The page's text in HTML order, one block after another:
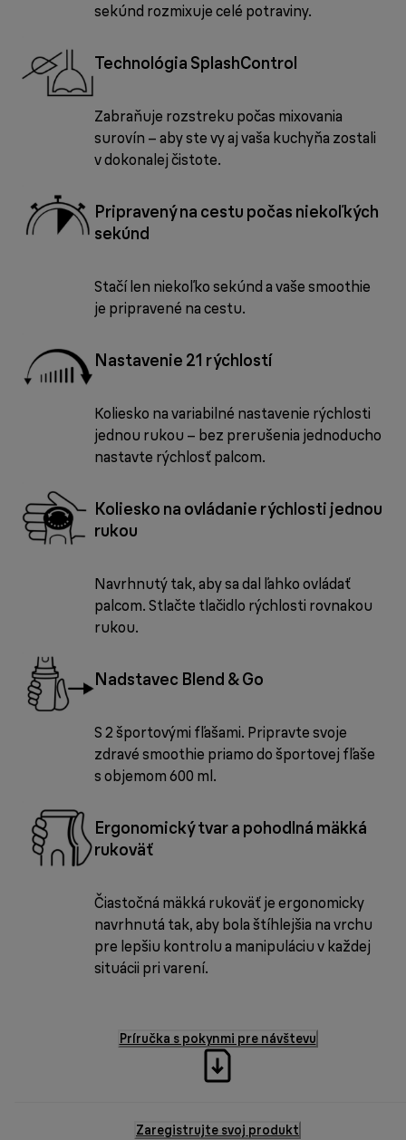
sekúnd rozmixuje celé potraviny.
Technológia SplashControl
Zabraňuje rozstreku počas mixovania
surovín – aby ste vy aj vaša kuchyňa zostali
v dokonalej čistote.
Pripravený na cestu počas niekoľkých
sekúnd
Stačí len niekoľko sekúnd a vaše smoothie
je pripravené na cestu.
Nastavenie 21 rýchlostí
Koliesko na variabilné nastavenie rýchlosti
jednou rukou – bez prerušenia jednoducho
nastavte rýchlosť palcom.
Koliesko na ovládanie rýchlosti jednou
rukou
Navrhnutý tak, aby sa dal ľahko ovládať
palcom. Stlačte tlačidlo rýchlosti rovnakou
rukou.
Nadstavec Blend & Go
S 2 športovými fľašami. Pripravte svoje
zdravé smoothie priamo do športovej fľaše
s objemom 600 ml.
Ergonomický tvar a pohodlná mäkká
rukoväť
Čiastočná mäkká rukoväť je ergonomicky
navrhnutá tak, aby bola štíhlejšia na vrchu
pre lepšiu kontrolu a manipuláciu v každej
situácii pri varení.
Príručka s pokynmi pre návštevu
Zaregistrujte svoj produkt